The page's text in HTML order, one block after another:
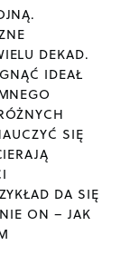
DEKAD.
IDEAŁ
SIĘ
DA SIĘ
ON – JAK